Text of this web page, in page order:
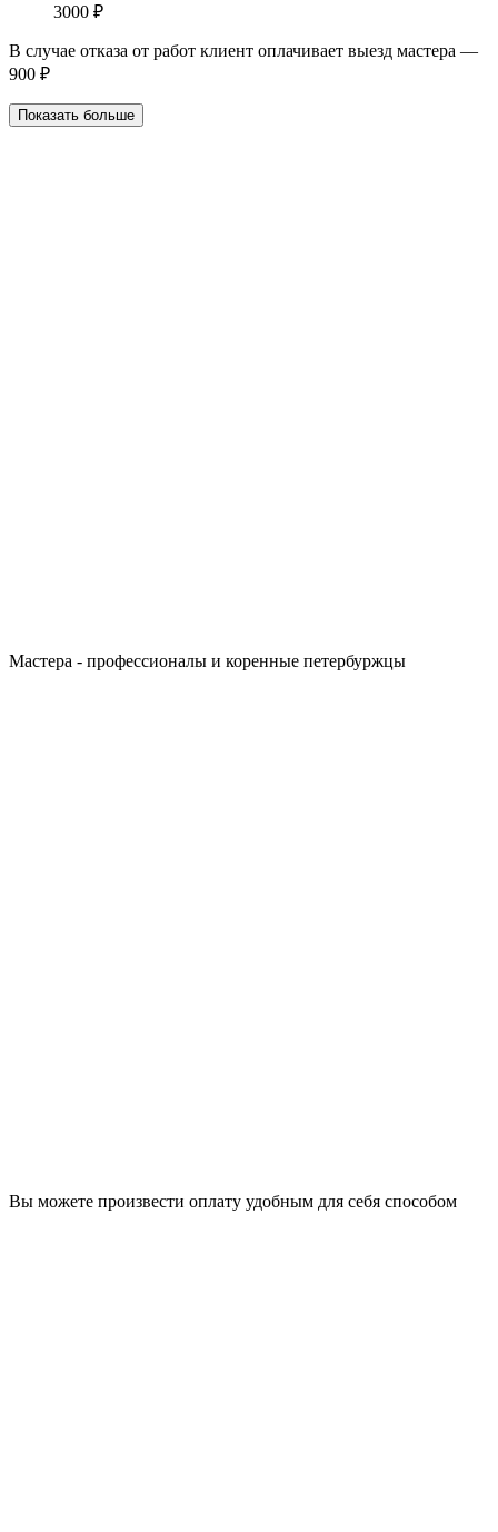
3000 ₽
В случае отказа от работ клиент оплачивает выезд мастера —
900 ₽
Показать больше
Мастера - профессионалы и коренные петербуржцы
Вы можете произвести оплату удобным для себя способом